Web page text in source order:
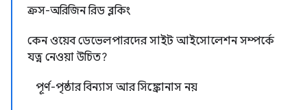
ক্রস-অরিজিন রিড ব্লকিং
কেন ওয়েব ডেভেলপারদের সাইট আইসোলেশন সম্পর্কে
যত্ন নেওয়া উচিত?
পূর্ণ-পৃষ্ঠার বিন্যাস আর সিঙ্ক্রোনাস নয়